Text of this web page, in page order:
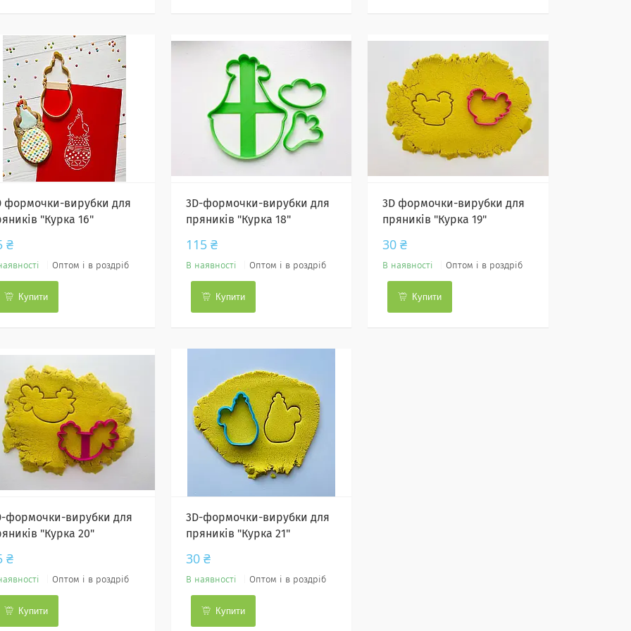
формочки-вирубки для
"Курка 16"
₴
Оптом і в роздріб
Купити
3D-формочки-вирубки для
пряників "Курка 18"
115 ₴
В наявності Оптом і в роздріб
Купити
3D формочки-вирубки для
пряників "Курка 19"
30 ₴
В наявності Оптом і в роздріб
Купити
формочки-вирубки для
"Курка 20"
₴
Оптом і в роздріб
Купити
3D-формочки-вирубки для
пряників "Курка 21"
30 ₴
В наявності Оптом і в роздріб
Купити